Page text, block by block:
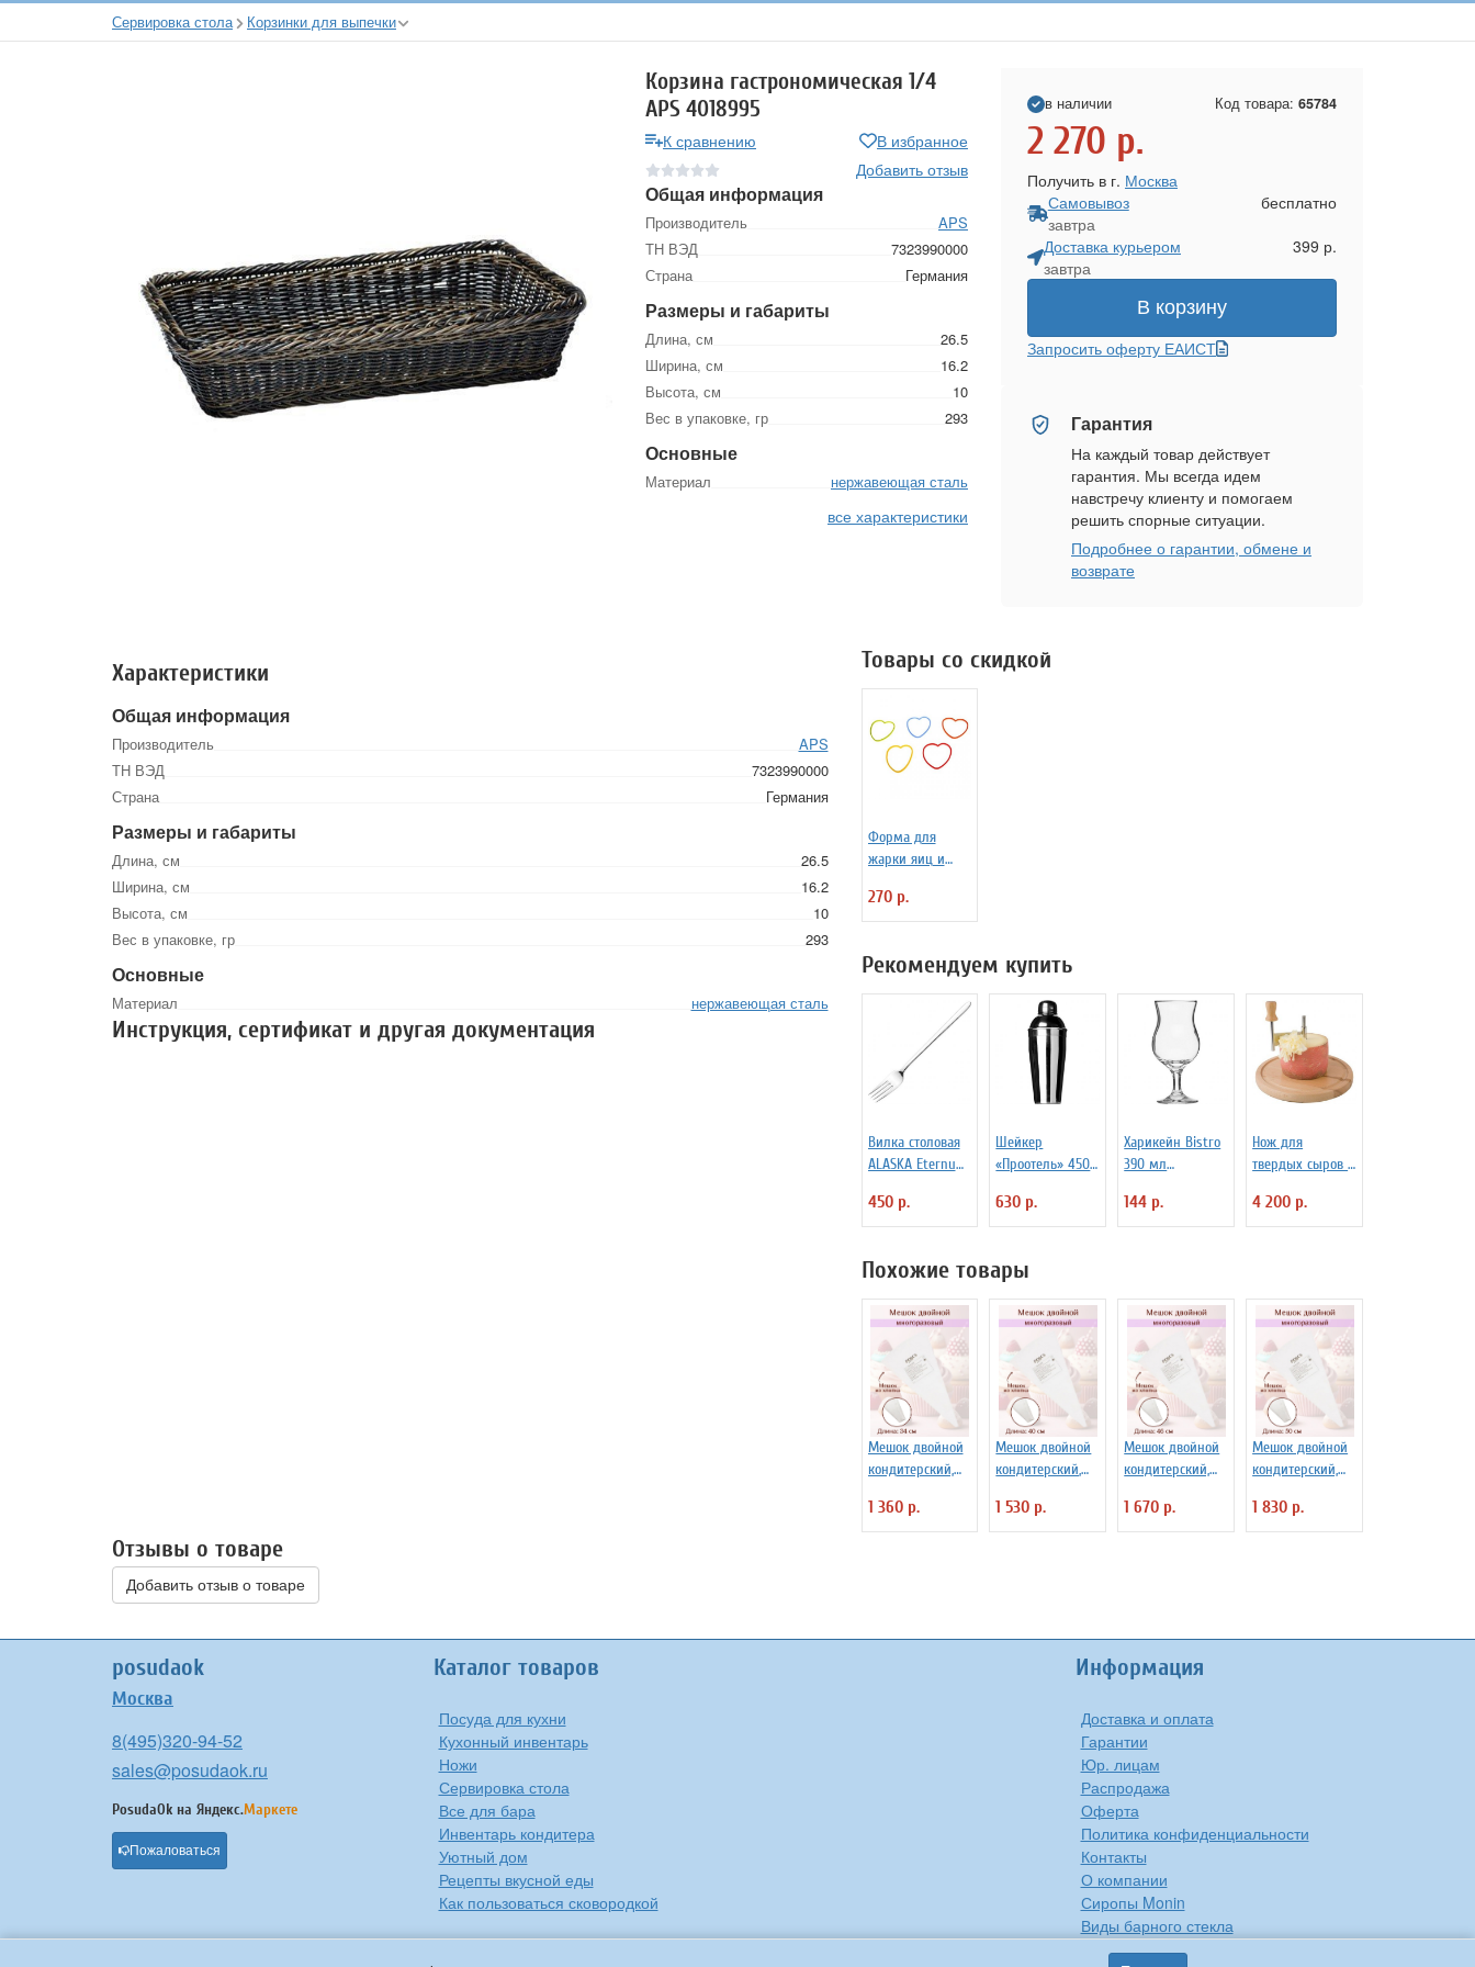
Сервировка стола Корзинки для выпечки
Корзина гастрономическая 1/4
APS 4018995
К сравнению
В избранное
Добавить отзыв
Общая информация
Производитель
APS
ТН ВЭД
7323990000
Страна
Германия
Размеры и габариты
Длина, см
26.5
Ширина, см
16.2
Высота, см
10
Вес в упаковке, гр
293
Основные
Материал нержавеющая сталь
все характеристики
в наличии Код товара: 65784
2 270 р.
Получить в г. Москва
Самовывоз
завтра
бесплатно
Доставка курьером
завтра
399 р.
В корзину
Запросить оферту ЕАИСТ
Гарантия
На каждый товар действует
гарантия. Мы всегда идем
навстречу клиенту и помогаем
решить спорные ситуации.
Подробнее о гарантии, обмене и
возврате
Характеристики
Общая информация
Производитель
APS
ТН ВЭД
7323990000
Страна
Германия
Размеры и габариты
Длина, см
26.5
Ширина, см
16.2
Высота, см
10
Вес в упаковке, гр
293
Основные
Материал нержавеющая сталь
Инструкция, сертификат и другая документация
Товары со скидкой
Форма для
жарки яиц и
силиконовая
Любовь
270 р.
Рекомендуем купить
Вилка столовая
ALASKA Eternum
450 р.
Шейкер
«Проотель» 450
H=205 мм B=80
мм ProHotel
630 р.
Харикейн Bistro
390 мл
1150311
144 р.
Нож для
твердых сыров и
см APS 4071012
4 200 р.
Похожие товары
Мешок двойной
кондитерский,
Dolce Inside из
хлопка L=34 см
1 360 р.
Мешок двойной
кондитерский,
Dolce Inside из
хлопка L=40 см
1 530 р.
Мешок двойной
кондитерский,
Dolce Inside из
хлопка L=46 см
1 670 р.
Мешок двойной
кондитерский,
Dolce Inside из
хлопка L=50 см
1 830 р.
Отзывы о товаре
Добавить отзыв о товаре
posudaok
Москва
8(495)320-94-52
sales@posudaok.ru
PosudaOk на Яндекс.Маркете
Пожаловаться
Каталог товаров
Посуда для кухни
Кухонный инвентарь
Ножи
Сервировка стола
Все для бара
Инвентарь кондитера
Уютный дом
Рецепты вкусной еды
Как пользоваться сковородкой
Информация
Доставка и оплата
Гарантии
Юр. лицам
Распродажа
Оферта
Политика конфиденциальности
Контакты
О компании
Сиропы Monin
Виды барного стекла
Рецепты вкусной еды